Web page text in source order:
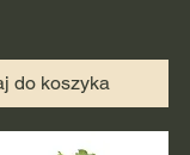
do koszyka